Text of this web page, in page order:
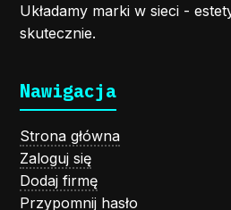
Układamy marki w sieci -
skutecznie.
Nawigacja
Strona główna
Zaloguj się
Dodaj firmę
Przypomnij hasło